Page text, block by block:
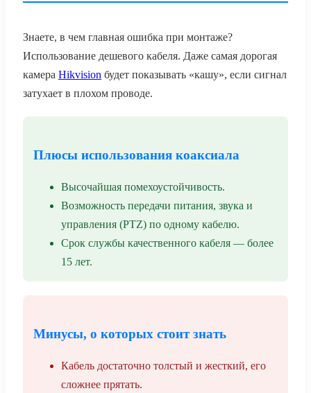
Знаете, в чем главная ошибка при монтаже?
Использование дешевого кабеля. Даже самая дорогая
камера Hikvision будет показывать «кашу», если сигнал
затухает в плохом проводе.
Плюсы использования коаксиала
Высочайшая помехоустойчивость.
Возможность передачи питания, звука и
управления (PTZ) по одному кабелю.
Срок службы качественного кабеля — более
15 лет.
Минусы, о которых стоит знать
Кабель достаточно толстый и жесткий, его
сложнее прятать.